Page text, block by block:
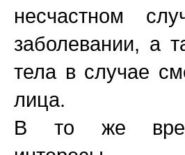
несчастном
заболевании, а
тела в случае
лица.
В то же